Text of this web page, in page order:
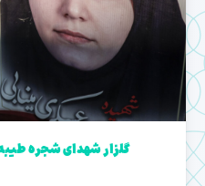
گلزار شهدای شجره